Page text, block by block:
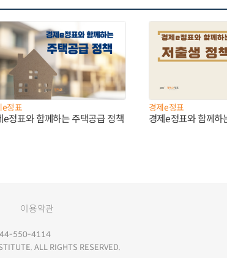
e정표
e정표와 함께하는 주택공급 정책
경제e정표
경제e정표와 함께하
이용약관
550-4114
ALL RIGHTS RESERVED.